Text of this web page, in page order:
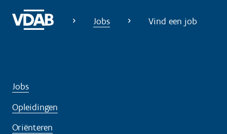
Jobs Vind een job
Jobs
Opleidingen
Oriënteren